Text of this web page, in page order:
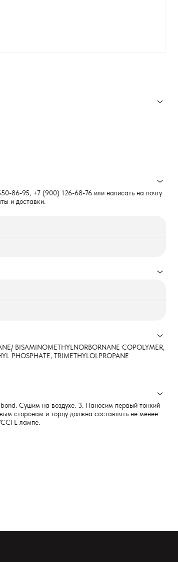
86-95, +7 (900) 126-68-76 или написать на почту
и доставки.
BISAMINOMETHYLNORBORNANE COPOLYMER,
PHOSPHATE, TRIMETHYLOLPROPANE
Сушим на воздухе. 3. Наносим первый тонкий
сторонам и торцу должна составлять не менее
лампе.